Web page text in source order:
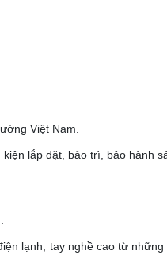
Việt Nam.
lắp đặt, bảo trì, bảo hành
lạnh, tay nghề cao từ